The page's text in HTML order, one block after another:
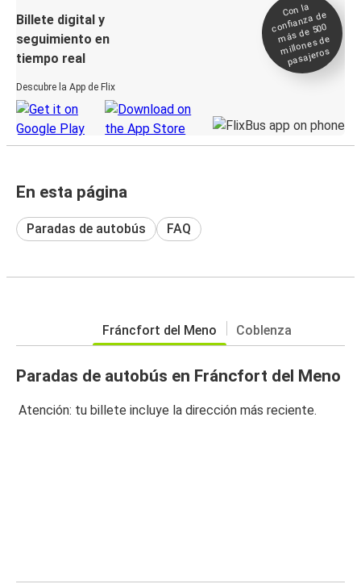
Billete digital y
seguimiento en
tiempo real
Descubre la App de Flix
Con la
confianza de
más de 500
millones de
pasajeros
En esta página
Paradas de autobús FAQ
Fráncfort del Meno Coblenza
Paradas de autobús en Fráncfort del Meno
Atención: tu billete incluye la dirección más reciente.